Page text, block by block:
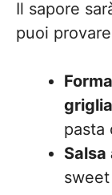
Il sapore
puoi
pasta